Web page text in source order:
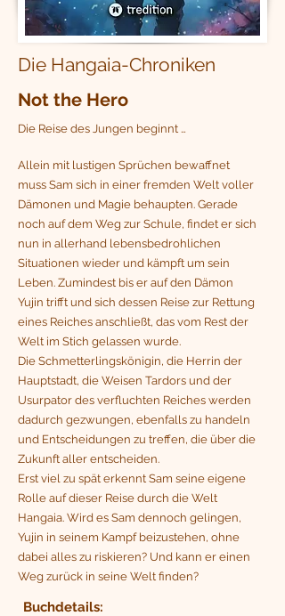
Die Hangaia-Chroniken
Not the Hero
Die Reise des Jungen beginnt …
Allein mit lustigen Sprüchen bewaffnet
muss Sam sich in einer fremden Welt voller
Dämonen und Magie behaupten. Gerade
noch auf dem Weg zur Schule, findet er sich
nun in allerhand lebensbedrohlichen
Situationen wieder und kämpft um sein
Leben. Zumindest bis er auf den Dämon
Yujin trifft und sich dessen Reise zur Rettung
eines Reiches anschließt, das vom Rest der
Welt im Stich gelassen wurde.
Die Schmetterlingskönigin, die Herrin der
Hauptstadt, die Weisen Tardors und der
Usurpator des verfluchten Reiches werden
dadurch gezwungen, ebenfalls zu handeln
und Entscheidungen zu treffen, die über die
Zukunft aller entscheiden.
Erst viel zu spät erkennt Sam seine eigene
Rolle auf dieser Reise durch die Welt
Hangaia. Wird es Sam dennoch gelingen,
Yujin in seinem Kampf beizustehen, ohne
dabei alles zu riskieren? Und kann er einen
Weg zurück in seine Welt finden?
Buchdetails: